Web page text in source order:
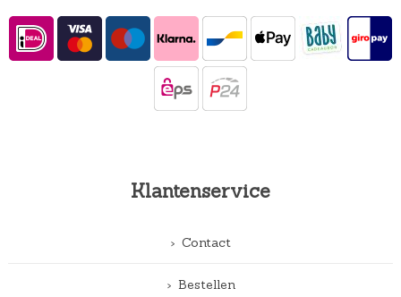
Klantenservice
Contact
Bestellen